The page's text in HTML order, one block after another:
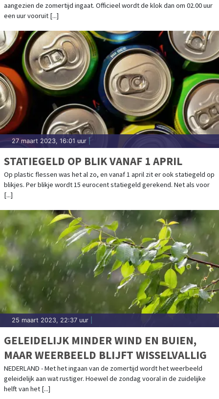
aangezien de zomertijd ingaat. Officieel wordt de klok dan om 02.00 uur
een uur vooruit [...]
27 maart 2023, 16:01 uur
STATIEGELD OP BLIK VANAF 1 APRIL
Op plastic flessen was het al zo, en vanaf 1 april zit er ook statiegeld op
blikjes. Per blikje wordt 15 eurocent statiegeld gerekend. Net als voor
[...]
25 maart 2023, 22:37 uur
GELEIDELIJK MINDER WIND EN BUIEN,
MAAR WEERBEELD BLIJFT WISSELVALLIG
NEDERLAND - Met het ingaan van de zomertijd wordt het weerbeeld
geleidelijk aan wat rustiger. Hoewel de zondag vooral in de zuidelijke
helft van het [...]